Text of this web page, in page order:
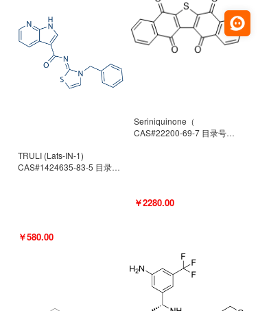
TRULI (Lats-IN-1)
CAS#1424635-83-5 目录号
￥580.00
Seriniquinone（
CAS#22200-69-7 目录号
￥2280.00